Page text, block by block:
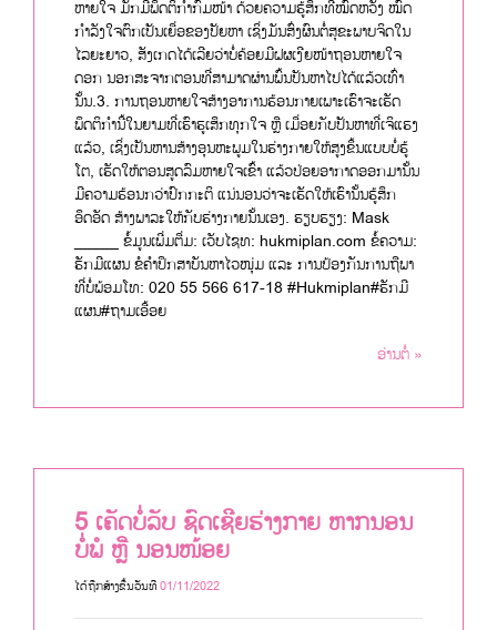
ຫາຍໃຈ ມັກມີພຶດຕິກຳກົ້ມໜ້າ ດ້ວຍຄວາມຮູ້ສຶກທີ່ໝົດຫວັງ ໝົດ
ກຳລັງໃຈຕົກເປັນເຍື່ອຂອງປັຍຫາ ເຊິ່ງມັນສົ່ງຜົນຕໍ່ສຸຂະພາບຈິດໃນ
ໄລຍະຍາວ, ສັງເກດໄດ້ເລີຍວ່າບໍ່ຄ້ອຍມີຝຜເງີຍໜ້າຖອນຫາຍໃຈ
ດອກ ນອກສະຈາກຕອນທີ່ສາມາດຜ່ານພົ້ນປັນຫາໄປໄດ້ແລ້ວເທົ່າ
ນັ້ນ.3. ການຖອນຫາຍໃຈສ້າງອາການຮ້ອນກາຍເພາະເຮົາຈະເຮັດ
ພຶດຕິກຳນີ້ໃນຍາມທີ່ເຮົາຮູເສຶກທຸກໃຈ ຫຼື ເມື່ອຍກັບປັນຫາທີ່ເຈິແຮງ
ແລ້ວ, ເຊິ່ງເປັນຫານສ້າງອຸນຫະພູມໃນຮ່າງກາຍໃຫ້ສູງຂຶ້ນແບບບໍ່ຮູ້
ໂຕ, ເຮັດໃຫ້ຕອນສູດລົມຫາຍໃຈເຂົ້າ ແລ້ວປ່ອຍອາກາດອອກມານັ້ນ
ມີຄວາມຮ້ອນກວ່າປົກກະຕິ ແນ່ນອນວ່າຈະເຮັດໃຫ້ເຮົານັ້ນຮູ້ສຶກ
ອຶດອັດ ສ້າງພາລະໃຫ້ກັບຮ່າງກາຍນັ້ນເອງ. ຮຽບຮຽງ: Mask
_____ ຂໍ້ມູນເພີ່ມຕື່ມ: ເວັບໄຊທ: hukmiplan.com ຂໍ້ຄວາມ:
ຮັກມີແຜນ ຂໍຄຳປຶກສາບັນຫາໄວໜຸ່ມ ແລະ ການປ້ອງກັນການຖືພາ
ທີ່ບໍ່ພ້ອມໂທ: 020 55 566 617-18 #Hukmiplan#ຮັກມີ
ແຜນ#ຖາມເອື້ອຍ
ອ່ານຕໍ່ »
5 ເຄັດບໍ່ລັບ ຊົດເຊີຍຮ່າງກາຍ ຫາກນອນ
ບໍ່ພໍ ຫຼື ນອນໜ້ອຍ
ໄດ້ຖືກສ້າງຂື້ນວັນທີ01/11/2022